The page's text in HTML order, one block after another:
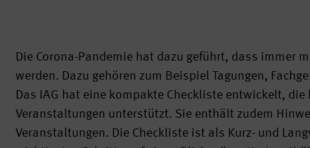
Die Corona-Pandemie hat dazu geführt, dass immer
werden. Dazu gehören zum Beispiel Tagungen,
Das IAG hat eine kompakte Checkliste entwickelt,
Veranstaltungen unterstützt. Sie enthält zudem
Veranstaltungen. Die Checkliste ist als Kurz- und